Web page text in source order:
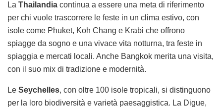
La Thailandia continua a essere una meta di riferimento
per chi vuole trascorrere le feste in un clima estivo, con
isole come Phuket, Koh Chang e Krabi che offrono
spiagge da sogno e una vivace vita notturna, tra feste in
spiaggia e mercati locali. Anche Bangkok merita una visita,
con il suo mix di tradizione e modernità.
Le Seychelles, con oltre 100 isole tropicali, si distinguono
per la loro biodiversità e varietà paesaggistica. La Digue,